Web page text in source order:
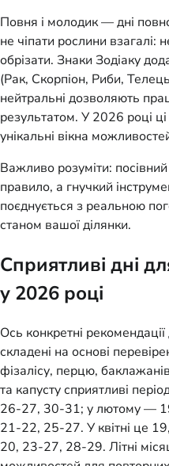
Повня і молодик — дні
не чіпати рослини взагалі:
обрізати. Знаки Зодіаку
(Рак, Скорпіон, Риби,
нейтральні дозволяють
результатом. У 2026 році
унікальні вікна
Важливо розуміти:
правило, а гнучкий
поєднується з реальною
станом вашої ділянки.
Сприятливі дні
у 2026 році
Ось конкретні
складені на основі
фізалісу, перцю,
та капусту сприятливі
26-27, 30-31; у лютому —
21-22, 25-27. У квітні це
20, 23-27, 28-29. Літні